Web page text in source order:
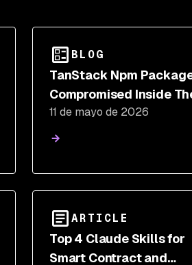
BLOG
TanStack Npm
Compromised Inside
Mini Shai Hulud Supply
Chain Attack
11 de mayo de 2026
ARTICLE
Top 4 Claude Skills for
Smart Contract and